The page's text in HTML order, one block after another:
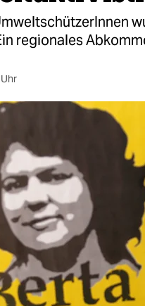
regionales